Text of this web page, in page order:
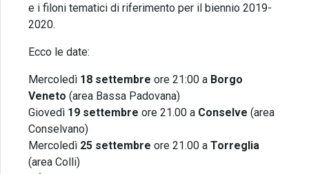
e i filoni tematici di riferimento per il biennio 2019-
2020.
Ecco le date:
Mercoledì 18 settembre ore 21:00 a Borgo
Veneto (area Bassa Padovana)
Giovedì 19 settembre ore 21.00 a Conselve (area
Conselvano)
Mercoledì 25 settembre ore 21.00 a Torreglia
(area Colli)